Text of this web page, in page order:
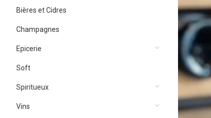
Bières et Cidres
Champagnes
Epicerie
Soft
Spiritueux
Vins